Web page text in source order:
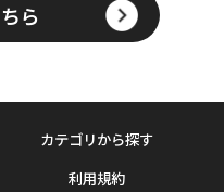
ら
カテゴリから探す
利用規約